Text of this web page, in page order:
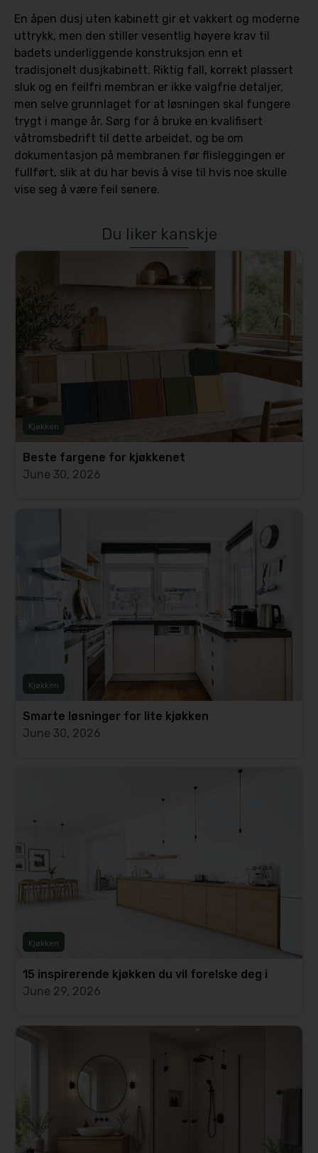
En åpen dusj uten kabinett gir et vakkert og moderne
uttrykk, men den stiller vesentlig høyere krav til
badets underliggende konstruksjon enn et
tradisjonelt dusjkabinett. Riktig fall, korrekt plassert
sluk og en feilfri membran er ikke valgfrie detaljer,
men selve grunnlaget for at løsningen skal fungere
trygt i mange år. Sørg for å bruke en kvalifisert
våtromsbedrift til dette arbeidet, og be om
dokumentasjon på membranen før flisleggingen er
fullført, slik at du har bevis å vise til hvis noe skulle
vise seg å være feil senere.
Du liker kanskje
Kjøkken
Beste fargene for kjøkkenet
June 30, 2026
Kjøkken
Smarte løsninger for lite kjøkken
June 30, 2026
Kjøkken
15 inspirerende kjøkken du vil forelske deg i
June 29, 2026